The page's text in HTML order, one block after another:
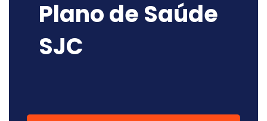
Plano de Saúde
SJC